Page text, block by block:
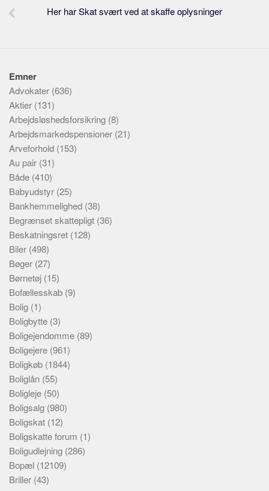
Her har Skat svært ved at skaffe oplysninger
Emner
Advokater (636)
Aktier (131)
Arbejdsløshedsforsikring (8)
Arbejdsmarkedspensioner (21)
Arveforhold (153)
Au pair (31)
Både (410)
Babyudstyr (25)
Bankhemmelighed (38)
Begrænset skattepligt (36)
Beskatningsret (128)
Biler (498)
Bøger (27)
Børnetøj (15)
Bofællesskab (9)
Bolig (1)
Boligbytte (3)
Boligejendomme (89)
Boligejere (961)
Boligkøb (1844)
Boliglån (55)
Boligleje (50)
Boligsalg (980)
Boligskat (12)
Boligskatte forum (1)
Boligudlejning (286)
Bopæl (12109)
Briller (43)